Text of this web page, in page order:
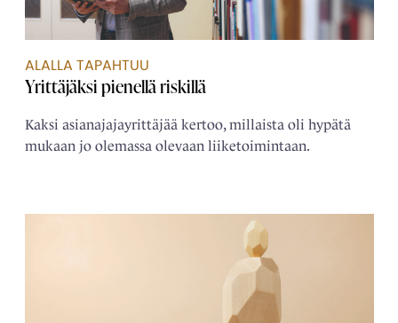
ALALLA TAPAHTUU
Yrittäjäksi pienellä riskillä
Kaksi asianajajayrittäjää kertoo, millaista oli hypätä
mukaan jo olemassa olevaan liiketoimintaan.